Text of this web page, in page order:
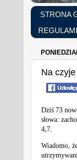
STRONA
Na
Dziś 73
słowa:
4,7.
Wiadomo,